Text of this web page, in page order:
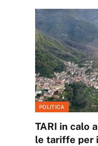
POLITICA
TARI in calo
le tariffe per